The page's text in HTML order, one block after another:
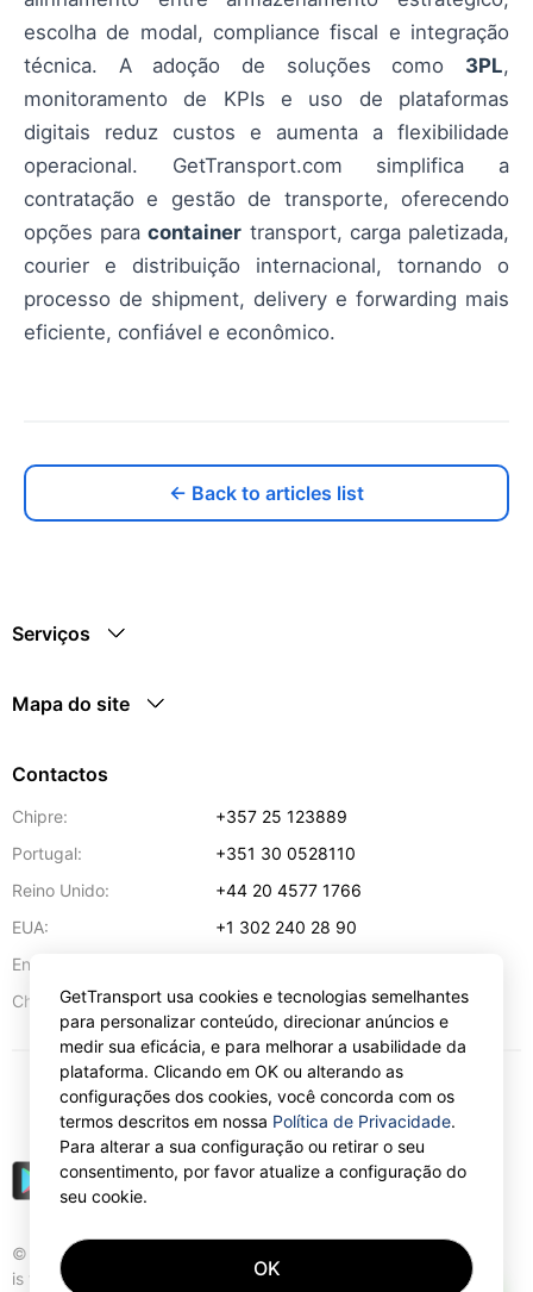
escolha de modal, compliance fiscal e integração
técnica. A adoção de soluções como 3PL,
monitoramento de KPIs e uso de plataformas
digitais reduz custos e aumenta a flexibilidade
operacional. GetTransport.com simplifica a
contratação e gestão de transporte, oferecendo
opções paracontainer transport, carga paletizada,
courier e distribuição internacional, tornando o
processo de shipment, delivery e forwarding mais
eficiente, confiável e econômico.
← Back to articles list
Serviços
Mapa do site
Contactos
Chipre:
+357 25 123889
Portugal:
+351 30 0528110
Reino Unido:
+44 20 4577 1766
EUA:
+1 302 240 28 90
Endereço de e-mail:
Chipre:
57 Spyrou Kyprianou,Lárnaca 6051
© Gettransport International Limited. GetTransport®
is trademark of Gettransport International Limited.
EUR
GetTransport usa cookies e tecnologias semelhantes
para personalizar conteúdo, direcionar anúncios e
medir sua eficácia, e para melhorar a usabilidade da
plataforma. Clicando em OK ou alterando as
configurações dos cookies, você concorda com os
termos descritos em nossa Política de Privacidade.
Para alterar a sua configuração ou retirar o seu
consentimento, por favor atualize a configuração do
seu cookie.
OK